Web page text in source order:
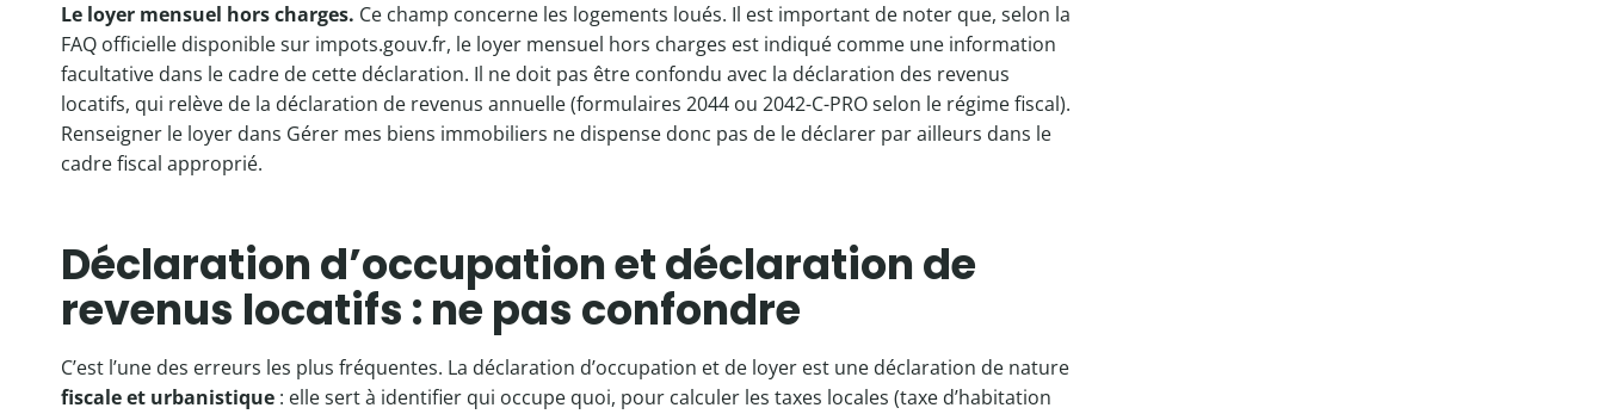
Le loyer mensuel hors charges. Ce champ concerne les logements loués. Il est important de noter que, selon la
FAQ officielle disponible sur impots.gouv.fr, le loyer mensuel hors charges est indiqué comme une information
facultative dans le cadre de cette déclaration. Il ne doit pas être confondu avec la déclaration des revenus
locatifs, qui relève de la déclaration de revenus annuelle (formulaires 2044 ou 2042-C-PRO selon le régime fiscal).
Renseigner le loyer dans Gérer mes biens immobiliers ne dispense donc pas de le déclarer par ailleurs dans le
cadre fiscal approprié.
Déclaration d’occupation et déclaration de
revenus locatifs : ne pas confondre
C’est l’une des erreurs les plus fréquentes. La déclaration d’occupation et de loyer est une déclaration de nature
fiscale et urbanistique : elle sert à identifier qui occupe quoi, pour calculer les taxes locales (taxe d’habitation